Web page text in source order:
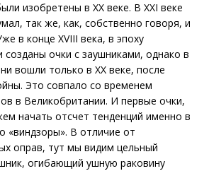
изобретены в XX веке. В XXI веке
так же, как, собственно говоря, и
в конце XVIII века, в эпоху
очки с заушниками, однако в
вошли только в XX веке, после
Это совпало со временем
в Великобритании. И первые очки,
начать отсчет тенденций именно в
«виндзоры». В отличие от
оправ, тут мы видим цельный
огибающий ушную раковину